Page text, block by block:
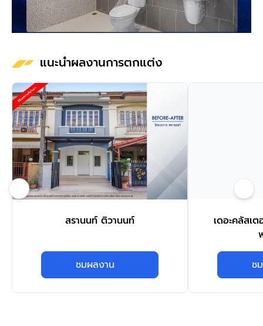
แนะนำผลงานการตกแต่ง
สรานนท์ ติวานนท์
ชมผลงาน
เดอะคลัสเ
ช